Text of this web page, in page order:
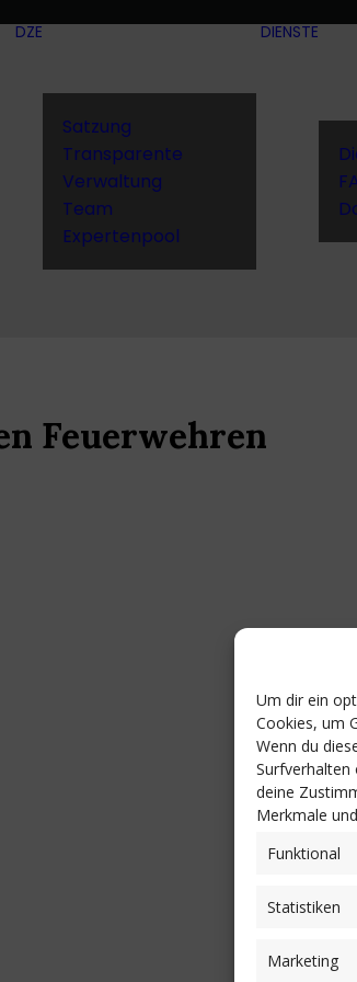
Um dir ein
Cookies, um
Wenn du
Surfverhalten
deine
Merkmale
Funktional
Statistiken
Marketing
DZE
Satzung
Transparente
Verwaltung
Team
Expertenpool
DIENSTE
Feuerwehren